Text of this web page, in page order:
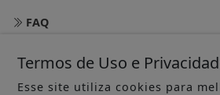
FAQ
Termos de Uso e
Esse site utiliza cookies para